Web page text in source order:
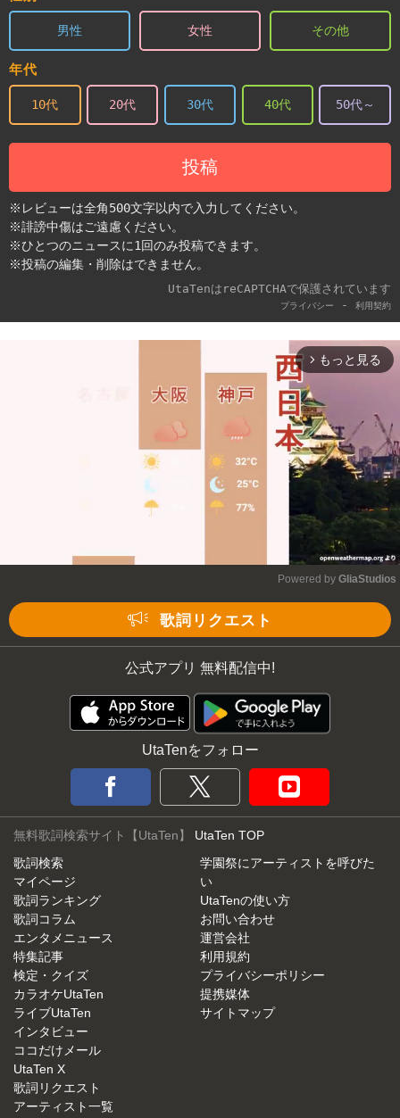
男性 女性 その他
年代
10代 20代 30代 40代 50代～
投稿
※レビューは全角500文字以内で入力してください。
※誹謗中傷はご遠慮ください。
※ひとつのニュースに1回のみ投稿できます。
※投稿の編集・削除はできません。
UtaTenはreCAPTCHAで保護されています
プライバシー - 利用契約
arrow_forward_ios もっと見る
Powered by GliaStudios
歌詞リクエスト
公式アプリ 無料配信中!
UtaTenをフォロー
無料歌詞検索サイト【UtaTen】 UtaTen TOP
歌詞検索
マイページ
歌詞ランキング
歌詞コラム
エンタメニュース
特集記事
検定・クイズ
カラオケUtaTen
ライブUtaTen
インタビュー
ココだけメール
UtaTen X
歌詞リクエスト
アーティスト一覧
学園祭にアーティストを呼びた
い
UtaTenの使い方
お問い合わせ
運営会社
利用規約
プライバシーポリシー
提携媒体
サイトマップ